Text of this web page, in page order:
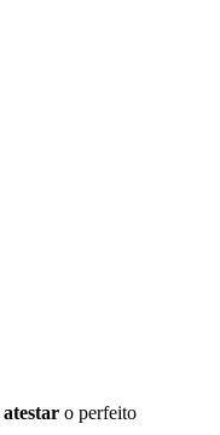
atestar o perfeito